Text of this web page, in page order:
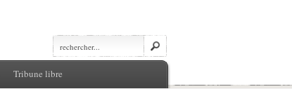
Tribune libre